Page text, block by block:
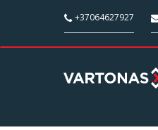
main
+37064627927